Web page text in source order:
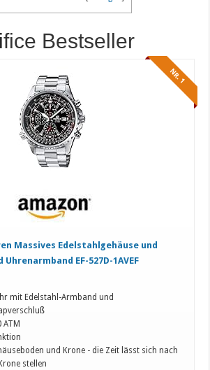
Bestseller
NR. 1
Massives Edelstahlgehäuse und
EF-527D-1AVEF
mit Edelstahl-Armband und
ATM
und Krone - die Zeit lässt sich nach
stellen